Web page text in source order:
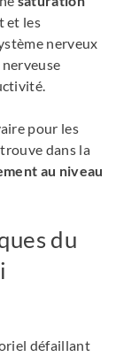
et les
nerveux
pour les
dans la
au niveau
du
défaillant